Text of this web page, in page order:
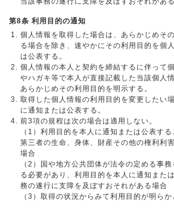
第8条 利用目的の通知
個人情報を取得した場合は、あらかじめそ
る場合を除き、速やかにその利用目的を個
は公表する。
個人情報の本人と契約を締結するに伴って
やハガキ等で本人が直接記載した当該個人
あらかじめその利用目的を明示する。
取得した個人情報の利用目的を変更したい
に通知または公表する。
前3項の規程は次の場合は適用しない。
（1）利用目的を本人に通知または公表す
第三者の生命、身体、財産その他の権利利
場合
（2）国や地方公共団体が法令の定める事
る必要があり、利用目的を本人に通知また
務の遂行に支障を及ぼすおそれがある場合
（3）取得の状況からみて利用目的が明ら